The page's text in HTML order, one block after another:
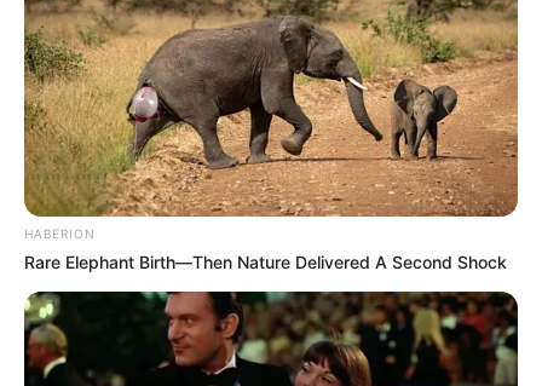
HABERION
Rare Elephant Birth—Then Nature Delivered A Second Shock